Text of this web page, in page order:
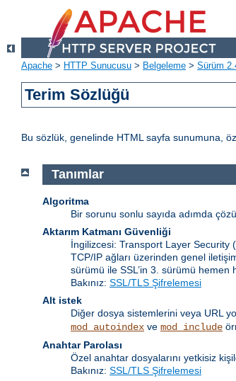
Apache > HTTP Sunucusu > Belgeleme > Sürüm
Terim Sözlüğü
Bu sözlük, genelinde HTML sayfa sunumuna,
Tanımlar
Algoritma
Bir sorunu sonlu sayıda adımda
Aktarım Katmanı Güvenliği
İngilizcesi: Transport Layer Security
TCP/IP ağları üzerinden genel
sürümü ile SSL’in 3. sürümü hemen
Bakınız: SSL/TLS Şifrelemesi
Alt istek
Diğer dosya sistemlerini veya URL
mod_autoindex ve mod_include
Anahtar Parolası
Özel anahtar dosyalarını yetkisiz
Bakınız: SSL/TLS Şifrelemesi